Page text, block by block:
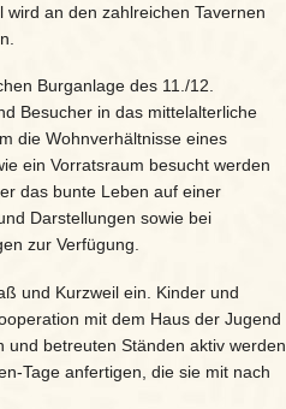
an den zahlreichen Tavernen
Burganlage des 11./12.
Besucher in das mittelalterliche
die Wohnverhältnisse eines
ein Vorratsraum besucht werden
das bunte Leben auf einer
Darstellungen sowie bei
zur Verfügung.
und Kurzweil ein. Kinder und
mit dem Haus der Jugend
und betreuten Ständen aktiv werden
Tage anfertigen, die sie mit nach